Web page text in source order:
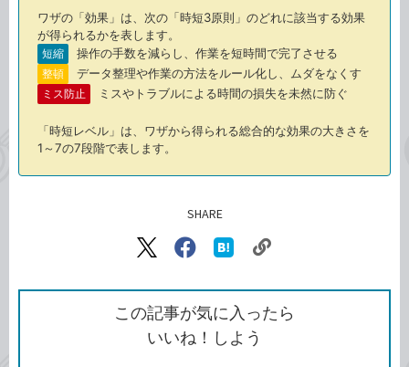
ワザの「効果」は、次の「時短3原則」のどれに該当する効果
が得られるかを表します。
短縮 操作の手数を減らし、作業を短時間で完了させる
整頓 データ整理や作業の方法をルール化し、ムダをなくす
ミス防止 ミスやトラブルによる時間の損失を未然に防ぐ
「時短レベル」は、ワザから得られる総合的な効果の大きさを
1～7の7段階で表します。
SHARE
X（旧
で
シ
ェ
ア
Facebook
シ
ェ
ア
な
ブ
ッ
ク
ク
を
コ
この記事が気に入ったら
いいね！しよう